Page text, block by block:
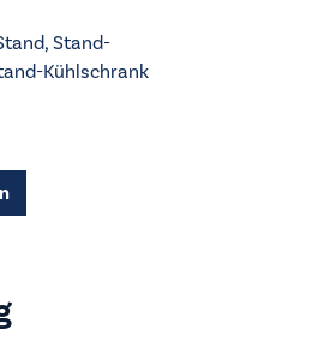
, Stand-
Kühlschrank